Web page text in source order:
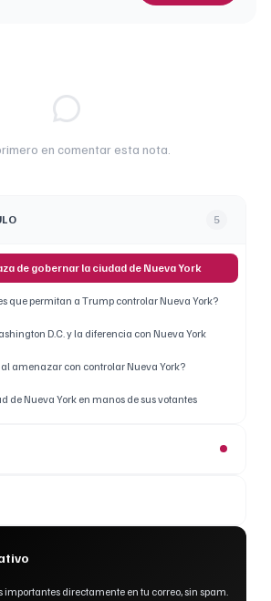
en comentar esta nota.
5
de gobernar la ciudad de Nueva York
que permitan a Trump controlar Nueva York?
D.C. y la diferencia con Nueva York
amenazar con controlar Nueva York?
de Nueva York en manos de sus votantes
importantes directamente en tu correo, sin spam.